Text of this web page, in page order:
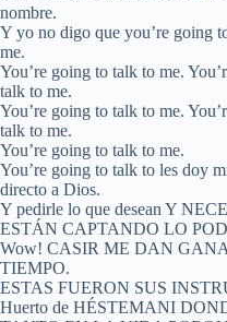
nombre.
Y yo no digo que you’re going
me.
You’re going to talk to me.
talk to me.
You’re going to talk to me.
talk to me.
You’re going to talk to me.
You’re going to talk to les doy
directo a Dios.
Y pedirle lo que desean Y
ESTÁN CAPTANDO LO
Wow! CASIR ME DAN
TIEMPO.
ESTAS FUERON SUS
Huerto de HÉSTEMANI